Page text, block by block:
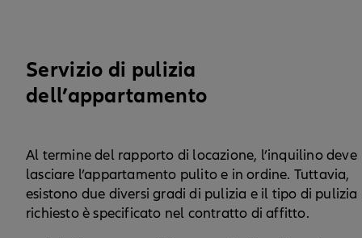
Servizio di pulizia
dell’appartamento
Al termine del rapporto di locazione, l’inquilino deve
lasciare l’appartamento pulito e in ordine. Tuttavia,
esistono due diversi gradi di pulizia e il tipo di pulizia
richiesto è specificato nel contratto di affitto.